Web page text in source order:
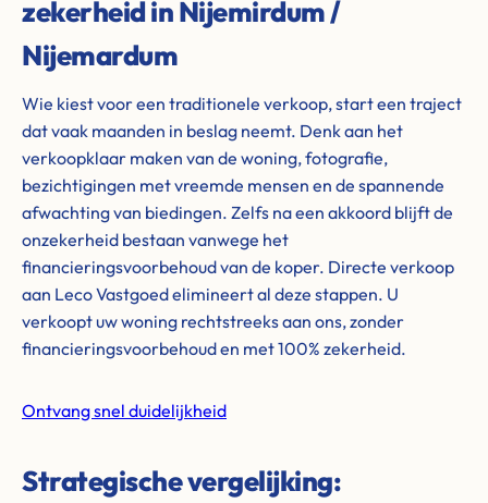
zekerheid in Nijemirdum /
Nijemardum
Wie kiest voor een traditionele verkoop, start een traject
dat vaak maanden in beslag neemt. Denk aan het
verkoopklaar maken van de woning, fotografie,
bezichtigingen met vreemde mensen en de spannende
afwachting van biedingen. Zelfs na een akkoord blijft de
onzekerheid bestaan vanwege het
financieringsvoorbehoud van de koper. Directe verkoop
aan Leco Vastgoed elimineert al deze stappen. U
verkoopt uw woning rechtstreeks aan ons, zonder
financieringsvoorbehoud en met 100% zekerheid.
Ontvang snel duidelijkheid
Strategische vergelijking: